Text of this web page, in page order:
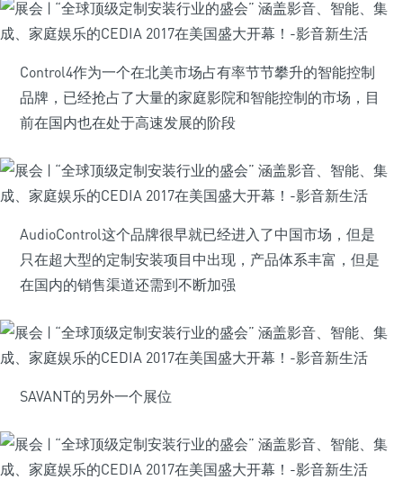
Control4作为一个在北美市场占有率节节攀升的智能控制
品牌，已经抢占了大量的家庭影院和智能控制的市场，目
前在国内也在处于高速发展的阶段
AudioControl这个品牌很早就已经进入了中国市场，但是
只在超大型的定制安装项目中出现，产品体系丰富，但是
在国内的销售渠道还需到不断加强
SAVANT的另外一个展位